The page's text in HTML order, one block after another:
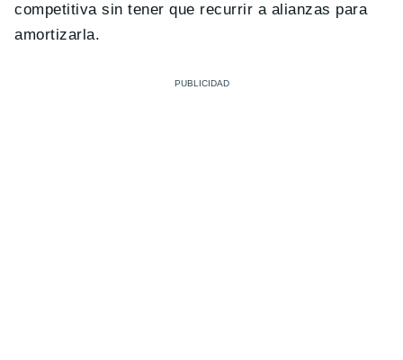
competitiva sin tener que recurrir a alianzas para
amortizarla.